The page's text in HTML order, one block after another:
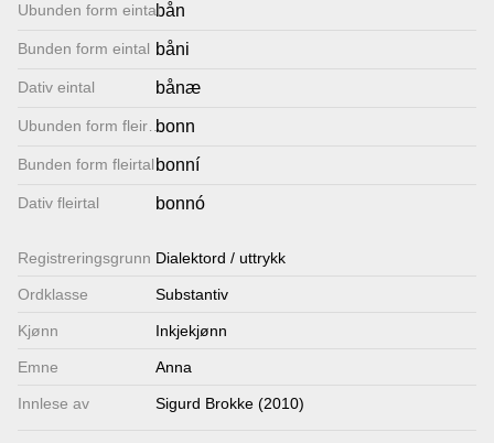
Ubunden form eintalbån
Bunden form eintal båni
Dativ eintal bånæ
Ubunden form fleirtal
bonn
Bunden form fleirtal bonní
Dativ fleirtal bonnó
Registrerings­grunn Dialektord / uttrykk
Ordklasse Substantiv
Kjønn Inkjekjønn
Emne Anna
Innlese av Sigurd Brokke (2010)
Lenkjer
oss